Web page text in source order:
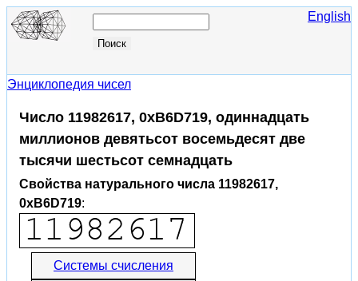
English
Энциклопедия чисел
Число 11982617, 0xB6D719, одиннадцать
миллионов девятьсот восемьдесят две
тысячи шестьсот семнадцать
Свойства натурального числа 11982617,
0xB6D719:
Системы счисления